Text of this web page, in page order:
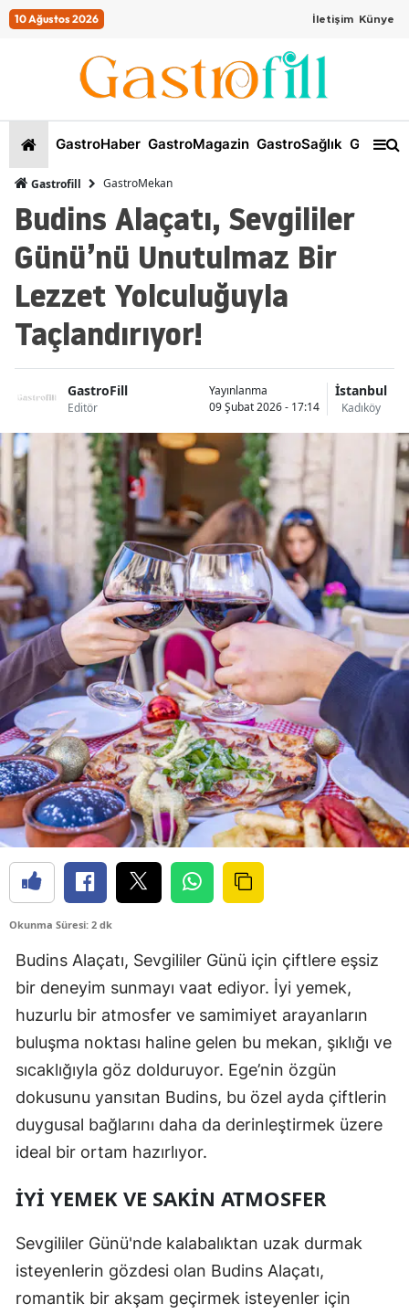
10 Ağustos 2026 İletişim Künye
GastroHaber GastroMagazin GastroSağlık
Gastrofill GastroMekan
Budins Alaçatı, Sevgililer
Günü’nü Unutulmaz Bir
Lezzet Yolculuğuyla
Taçlandırıyor!
GastroFill
Editör
Yayınlanma
09 Şubat 2026 - 17:14
İstanbul
Kadıköy
Okunma Süresi: 2 dk
Budins Alaçatı, Sevgililer Günü için çiftlere eşsiz
bir deneyim sunmayı vaat ediyor. İyi yemek,
huzurlu bir atmosfer ve samimiyet arayanların
buluşma noktası haline gelen bu mekan, şıklığı ve
sıcaklığıyla göz dolduruyor. Ege’nin özgün
dokusunu yansıtan Budins, bu özel ayda çiftlerin
duygusal bağlarını daha da derinleştirmek üzere
ideal bir ortam hazırlıyor.
İYI YEMEK VE SAKIN ATMOSFER
Sevgililer Günü'nde kalabalıktan uzak durmak
isteyenlerin gözdesi olan Budins Alaçatı,
romantik bir akşam geçirmek isteyenler için